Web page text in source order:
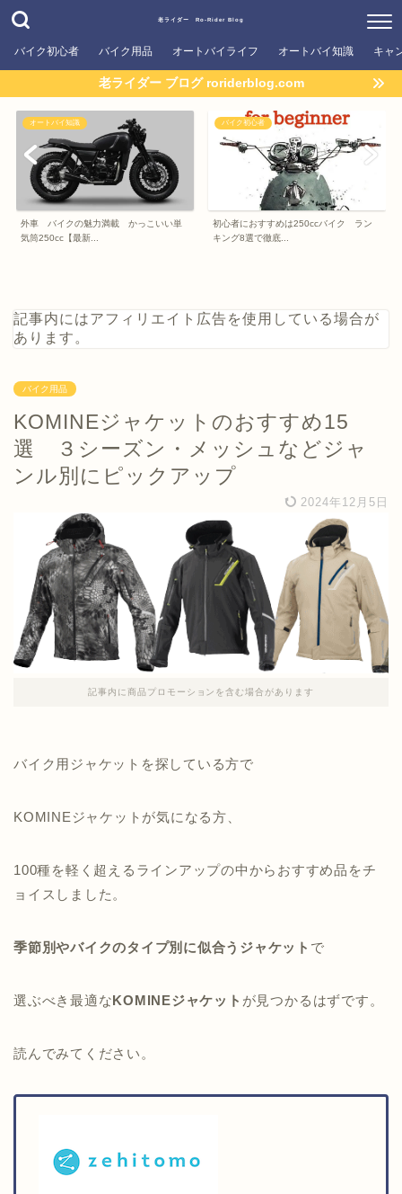
老ライダー Ro-Rider Blog
バイク初心者 バイク用品 オートバイライフ オートバイ知識 キャ
老ライダー ブログ roriderblog.com
オートバイ知識
外車 バイクの魅力満載 かっこいい単
気筒250cc【最新...
バイク初心者
初心者におすすめは250ccバイク ラン
キング8選で徹底...
記事内にはアフィリエイト広告を使用している場合が
あります。
バイク用品
KOMINEジャケットのおすすめ15
選 ３シーズン・メッシュなどジャ
ンル別にピックアップ
2024年12月5日
記事内に商品プロモーションを含む場合があります
バイク用ジャケットを探している方で
KOMINEジャケットが気になる方、
100種を軽く超えるラインアップの中からおすすめ品をチ
ョイスしました。
季節別やバイクのタイプ別に似合うジャケット で
選ぶべき最適なKOMINEジャケット が見つかるはずです。
読んでみてください。